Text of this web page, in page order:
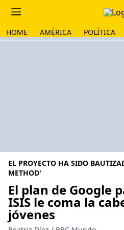
HOME AMÉRICA POLÍTICA
EL PROYECTO HA SIDO
METHOD'
El plan de Google
ISIS le coma la
jóvenes